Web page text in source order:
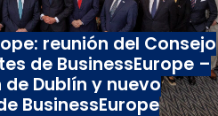
reunión del Consejo
de BusinessEurope –
Dublín y nuevo
BusinessEurope